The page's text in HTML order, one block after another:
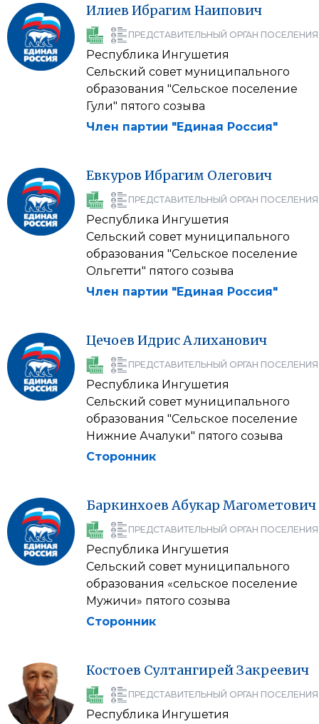
Илиев Ибрагим Наипович
ПРЕДСТАВИТЕЛЬНЫЙ ОРГАН ПОСЕЛЕНИЯ
Республика Ингушетия
Сельский совет муниципального
образования "Сельское поселение
Гули" пятого созыва
Член партии "Единая Россия"
Евкуров Ибрагим Олегович
ПРЕДСТАВИТЕЛЬНЫЙ ОРГАН ПОСЕЛЕНИЯ
Республика Ингушетия
Сельский совет муниципального
образования "Сельское поселение
Ольгетти" пятого созыва
Член партии "Единая Россия"
Цечоев ИдрисАлиханович
ПРЕДСТАВИТЕЛЬНЫЙ ОРГАН ПОСЕЛЕНИЯ
Республика Ингушетия
Сельский совет муниципального
образования "Сельское поселение
Нижние Ачалуки" пятого созыва
Сторонник
Баркинхоев Абукар Магометович
ПРЕДСТАВИТЕЛЬНЫЙ ОРГАН ПОСЕЛЕНИЯ
Республика Ингушетия
Сельский совет муниципального
образования «сельское поселение
Мужичи» пятого созыва
Сторонник
Костоев СултангирейЗакреевич
ПРЕДСТАВИТЕЛЬНЫЙ ОРГАН ПОСЕЛЕНИЯ
Республика Ингушетия